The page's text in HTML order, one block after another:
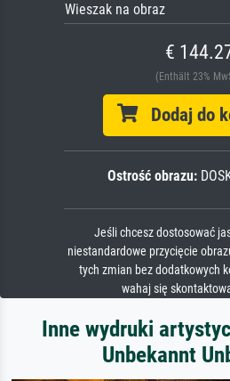
Wieszak na obraz
€
(Enthält 23%
Dodaj do
Ostrość obrazu:
Jeśli chcesz dostosować
niestandardowe przycięcie
tych zmian bez dodatkowych
wahaj się
Inne wydruki
Unbekannt